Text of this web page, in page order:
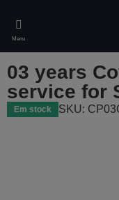
main
content
Menu
03 years
service for
Em stock SKU: